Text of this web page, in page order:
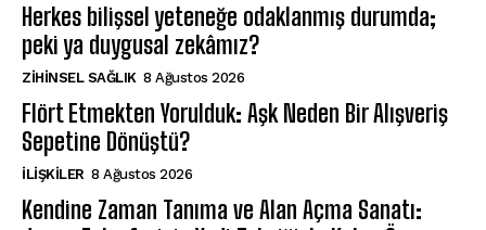
Herkes bilişsel yeteneğe odaklanmış durumda;
peki ya duygusal zekâmız?
ZIHINSEL SAĞLIK 8 Ağustos 2026
Flört Etmekten Yorulduk: Aşk Neden Bir Alışveriş
Sepetine Dönüştü?
İLIŞKILER 8 Ağustos 2026
Kendine Zaman Tanıma ve Alan Açma Sanatı: